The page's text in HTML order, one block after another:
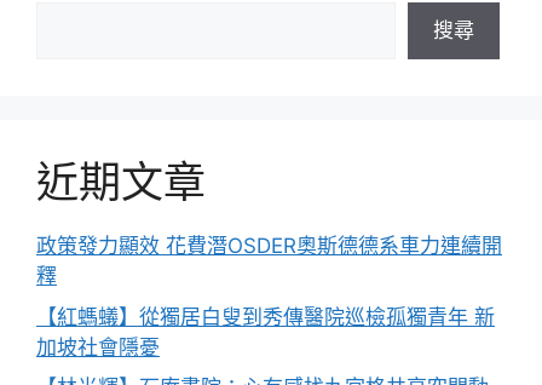
搜尋
近期文章
政策發力顯效 花費潛OSDER奧斯德德系車力連續開
釋
【紅螞蟻】從獨居白叟到秀傳醫院巡檢孤獨青年 新
加坡社會隱憂